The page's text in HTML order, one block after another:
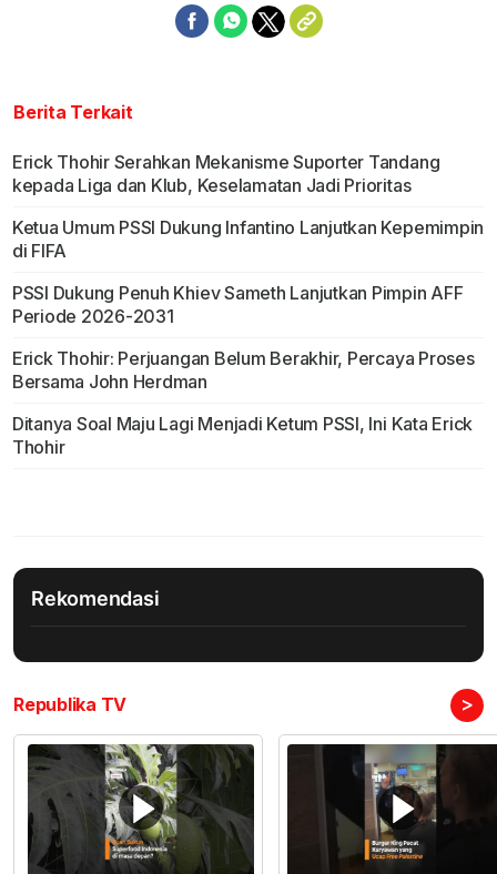
Berita Terkait
Erick Thohir Serahkan Mekanisme Suporter Tandang
kepada Liga dan Klub, Keselamatan Jadi Prioritas
Ketua Umum PSSI Dukung Infantino Lanjutkan Kepemimpin
di FIFA
PSSI Dukung Penuh Khiev Sameth Lanjutkan Pimpin AFF
Periode 2026-2031
Erick Thohir: Perjuangan Belum Berakhir, Percaya Proses
Bersama John Herdman
Ditanya Soal Maju Lagi Menjadi Ketum PSSI, Ini Kata Erick
Thohir
Rekomendasi
Republika TV >